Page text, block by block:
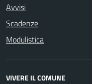
Avvisi
Scadenze
Modulistica
VIVERE IL COMUNE